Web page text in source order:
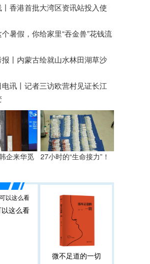
香港首批大湾区资讯站投入使
个暑假，你给家里“吞金兽”花钱流
丨 内蒙古绘就山水林田湖草沙
讯丨 记者三访欧营村见证长江
企来华觅
27小时的“生命接力”！
这么看
微不足道的一切